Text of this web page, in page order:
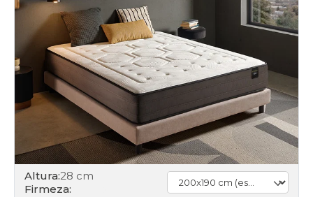
Altura:28 cm
Firmeza: